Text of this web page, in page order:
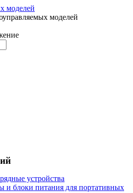
моделей
устройства
и блоки питания для портативных